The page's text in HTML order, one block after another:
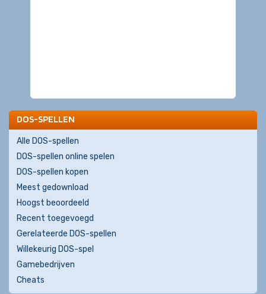
DOS-SPELLEN
Alle DOS-spellen
DOS-spellen online spelen
DOS-spellen kopen
Meest gedownload
Hoogst beoordeeld
Recent toegevoegd
Gerelateerde DOS-spellen
Willekeurig DOS-spel
Gamebedrijven
Cheats